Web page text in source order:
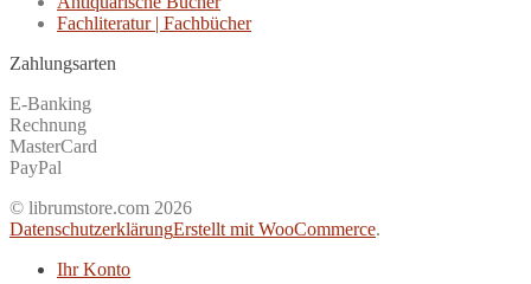
Fachliteratur | Fachbücher
Zahlungsarten
E-Banking
Rechnung
MasterCard
PayPal
© librumstore.com 2026
DatenschutzerklärungErstellt mit WooCommerce.
Ihr Konto